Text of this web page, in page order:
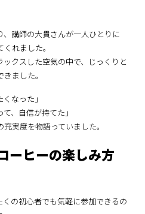
講師の大貫さんが一人ひとりに
れました。
クスした空気の中で、じっくりと
ました。
なった」
、自信が持てた」
実度を物語っていました。
ーヒーの楽しみ方
の初心者でも気軽に参加できるの